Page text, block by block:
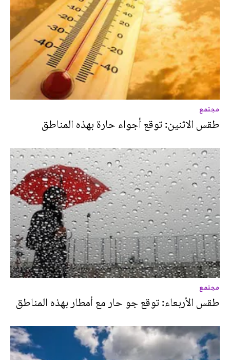
مجتمع
طقس الاثنين: توقع أجواء حارة بهذه المناطق
مجتمع
طقس الأربعاء: توقع جو حار مع أمطار بهذه المناطق